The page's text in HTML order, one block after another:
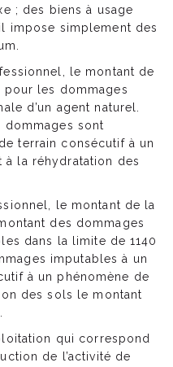
; des biens à usage
impose simplement des
le montant de
pour les dommages
d’un agent naturel.
dommages sont
terrain consécutif à un
à la réhydratation des
le montant de la
des dommages
dans la limite de 1140
imputables à un
à un phénomène de
des sols le montant
qui correspond
de l’activité de